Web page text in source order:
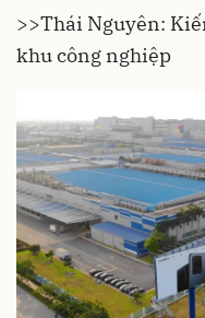
>>Thái Nguyên:
khu công nghiệp